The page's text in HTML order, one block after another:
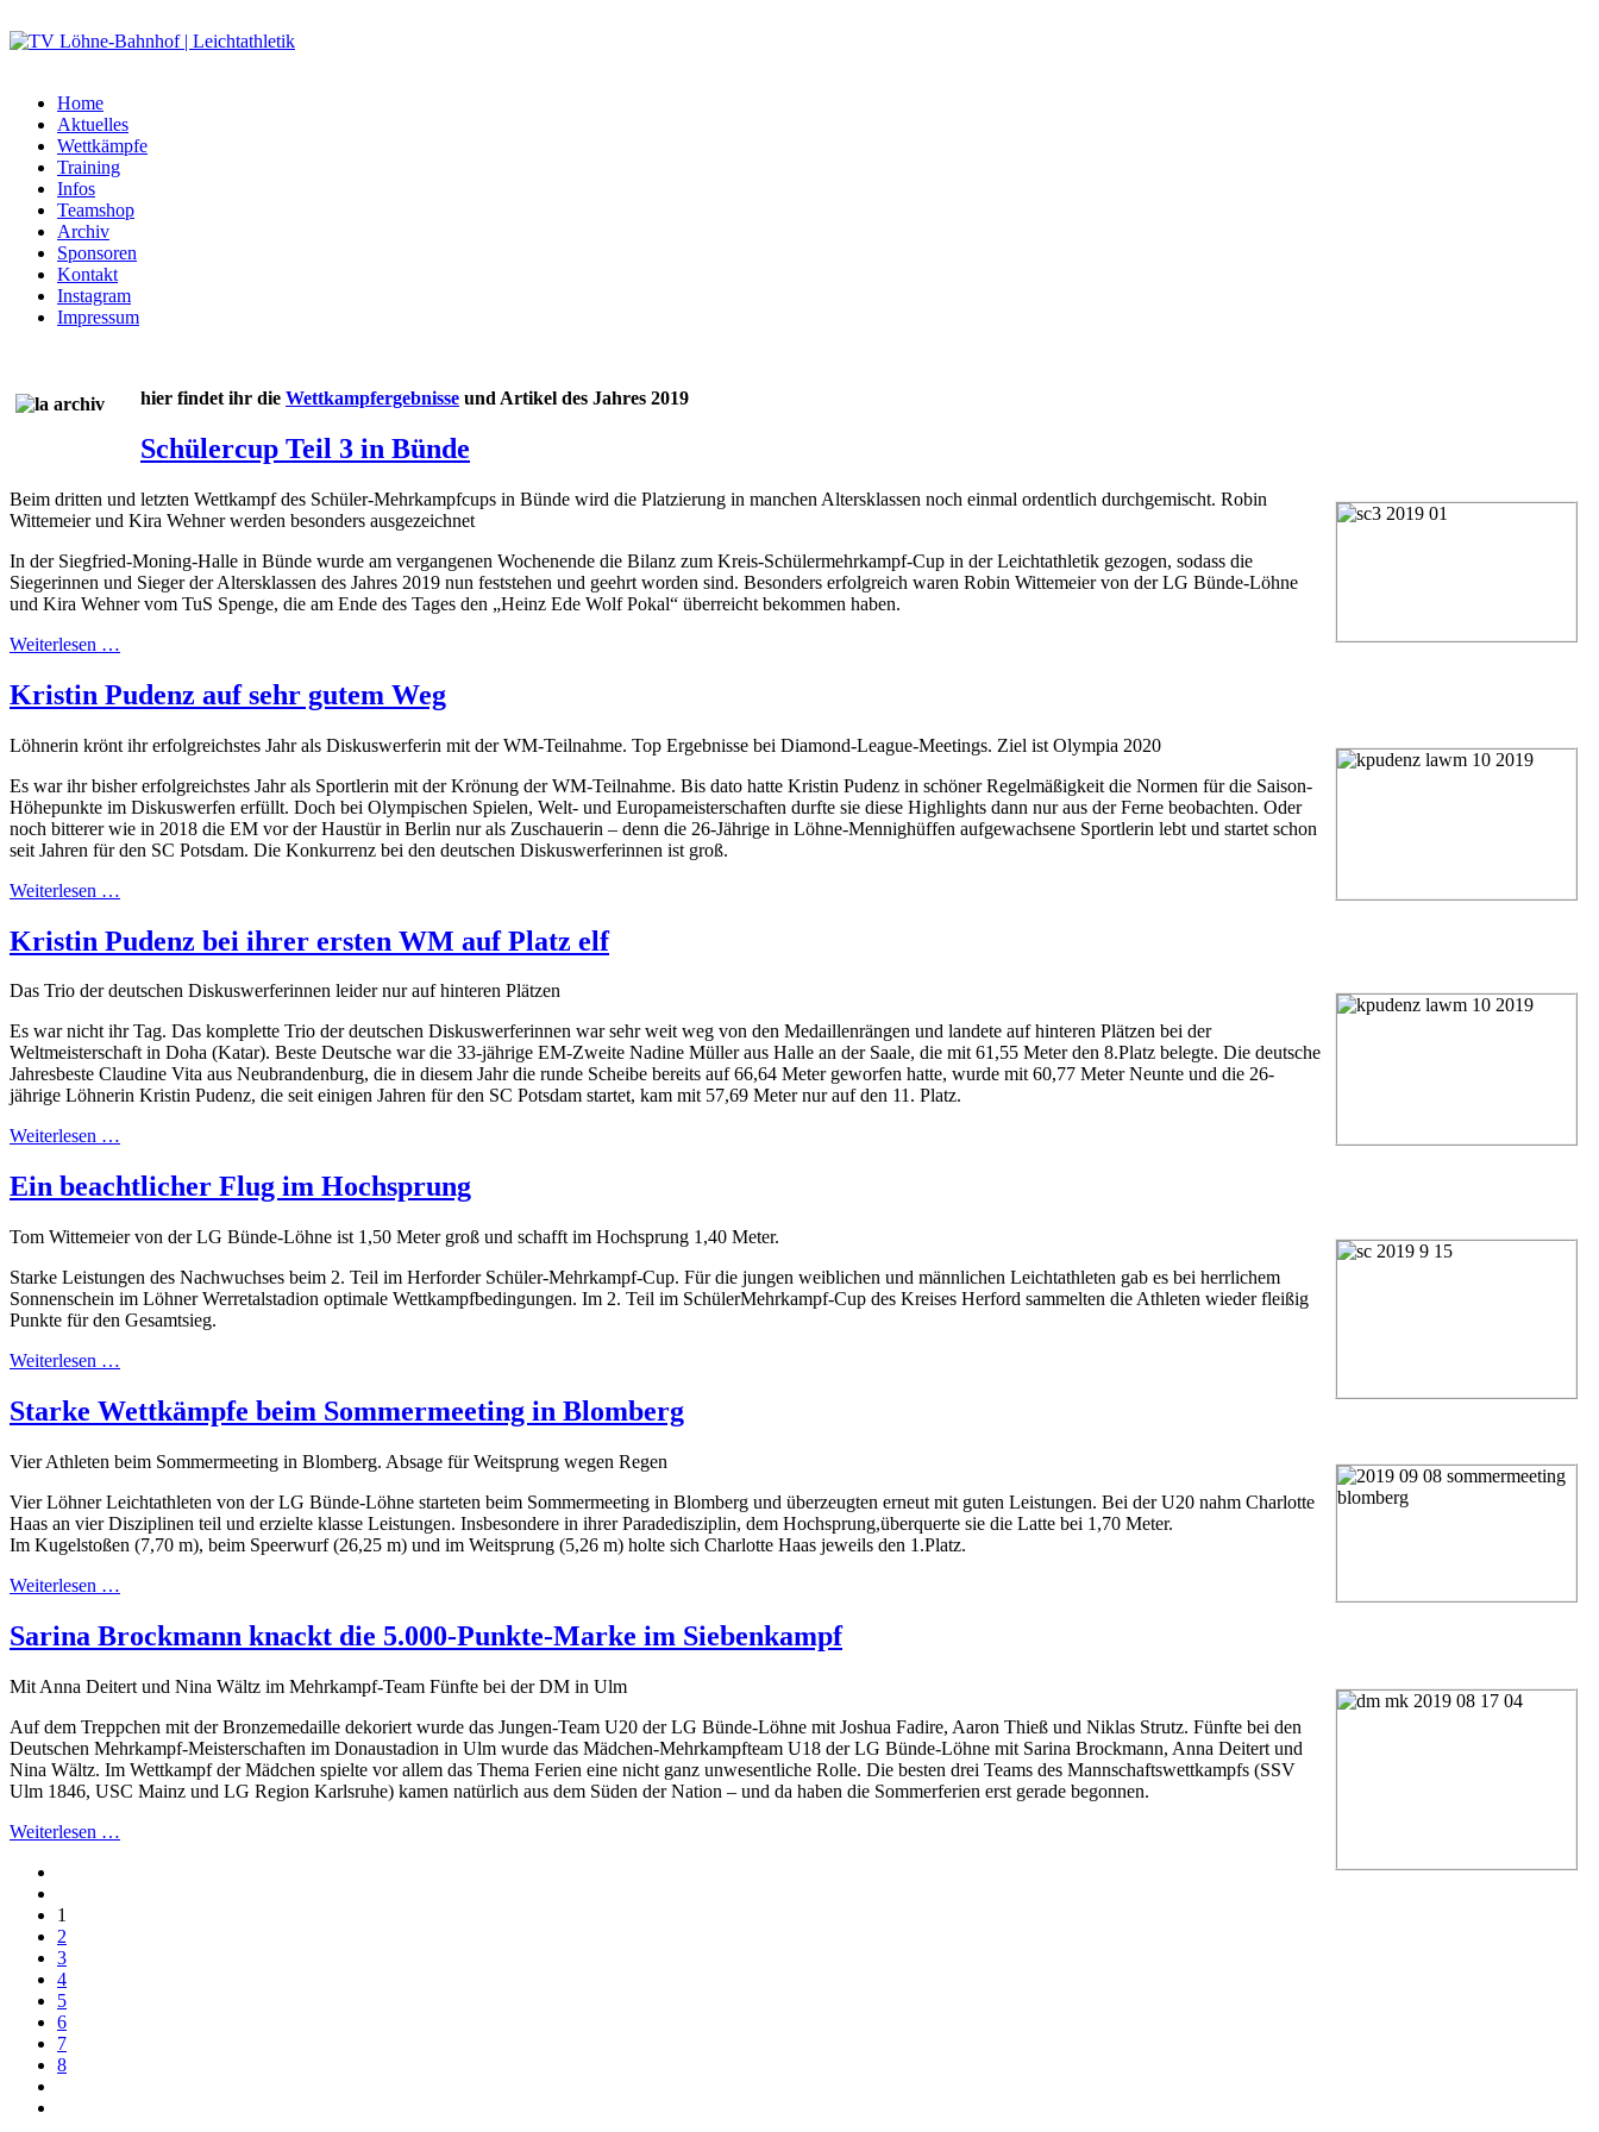
Home
Aktuelles
Wettkämpfe
Training
Infos
Teamshop
Archiv
Sponsoren
Kontakt
Instagram
Impressum
hier findet ihr die Wettkampfergebnisse und Artikel des Jahres 2019
Schülercup Teil 3 in Bünde
Beim dritten und letzten Wettkampf des Schüler-Mehrkampfcups in Bünde wird die Platzierung in manchen Altersklassen noch einmal ordentlich durchgemischt. Robin
Wittemeier und Kira Wehner werden besonders ausgezeichnet
In der Siegfried-Moning-Halle in Bünde wurde am vergangenen Wochenende die Bilanz zum Kreis-Schülermehrkampf-Cup in der Leichtathletik gezogen, sodass die
Siegerinnen und Sieger der Altersklassen des Jahres 2019 nun feststehen und geehrt worden sind. Besonders erfolgreich waren Robin Wittemeier von der LG Bünde-Löhne
und Kira Wehner vom TuS Spenge, die am Ende des Tages den „Heinz Ede Wolf Pokal“ überreicht bekommen haben.
Weiterlesen …
Kristin Pudenz auf sehr gutem Weg
Löhnerin krönt ihr erfolgreichstes Jahr als Diskuswerferin mit der WM-Teilnahme. Top Ergebnisse bei Diamond-League-Meetings. Ziel ist Olympia 2020
Es war ihr bisher erfolgreichstes Jahr als Sportlerin mit der Krönung der WM-Teilnahme. Bis dato hatte Kristin Pudenz in schöner Regelmäßigkeit die Normen für die Saison-
Höhepunkte im Diskuswerfen erfüllt. Doch bei Olympischen Spielen, Welt- und Europameisterschaften durfte sie diese Highlights dann nur aus der Ferne beobachten. Oder
noch bitterer wie in 2018 die EM vor der Haustür in Berlin nur als Zuschauerin – denn die 26-Jährige in Löhne-Mennighüffen aufgewachsene Sportlerin lebt und startet schon
seit Jahren für den SC Potsdam. Die Konkurrenz bei den deutschen Diskuswerferinnen ist groß.
Weiterlesen …
Kristin Pudenz bei ihrer ersten WM auf Platz elf
Das Trio der deutschen Diskuswerferinnen leider nur auf hinteren Plätzen
Es war nicht ihr Tag. Das komplette Trio der deutschen Diskuswerferinnen war sehr weit weg von den Medaillenrängen und landete auf hinteren Plätzen bei der
Weltmeisterschaft in Doha (Katar). Beste Deutsche war die 33-jährige EM-Zweite Nadine Müller aus Halle an der Saale, die mit 61,55 Meter den 8.Platz belegte. Die deutsche
Jahresbeste Claudine Vita aus Neubrandenburg, die in diesem Jahr die runde Scheibe bereits auf 66,64 Meter geworfen hatte, wurde mit 60,77 Meter Neunte und die 26-
jährige Löhnerin Kristin Pudenz, die seit einigen Jahren für den SC Potsdam startet, kam mit 57,69 Meter nur auf den 11. Platz.
Weiterlesen …
Ein beachtlicher Flug im Hochsprung
Tom Wittemeier von der LG Bünde-Löhne ist 1,50 Meter groß und schafft im Hochsprung 1,40 Meter.
Starke Leistungen des Nachwuchses beim 2. Teil im Herforder Schüler-Mehrkampf-Cup. Für die jungen weiblichen und männlichen Leichtathleten gab es bei herrlichem
Sonnenschein im Löhner Werretalstadion optimale Wettkampfbedingungen. Im 2. Teil im SchülerMehrkampf-Cup des Kreises Herford sammelten die Athleten wieder fleißig
Punkte für den Gesamtsieg.
Weiterlesen …
Starke Wettkämpfe beim Sommermeeting in Blomberg
Vier Athleten beim Sommermeeting in Blomberg. Absage für Weitsprung wegen Regen
Vier Löhner Leichtathleten von der LG Bünde-Löhne starteten beim Sommermeeting in Blomberg und überzeugten erneut mit guten Leistungen. Bei der U20 nahm Charlotte
Haas an vier Disziplinen teil und erzielte klasse Leistungen. Insbesondere in ihrer Paradedisziplin, dem Hochsprung,überquerte sie die Latte bei 1,70 Meter.
Im Kugelstoßen (7,70 m), beim Speerwurf (26,25 m) und im Weitsprung (5,26 m) holte sich Charlotte Haas jeweils den 1.Platz.
Weiterlesen …
Sarina Brockmann knackt die 5.000-Punkte-Marke im Siebenkampf
Mit Anna Deitert und Nina Wältz im Mehrkampf-Team Fünfte bei der DM in Ulm
Auf dem Treppchen mit der Bronzemedaille dekoriert wurde das Jungen-Team U20 der LG Bünde-Löhne mit Joshua Fadire, Aaron Thieß und Niklas Strutz. Fünfte bei den
Deutschen Mehrkampf-Meisterschaften im Donaustadion in Ulm wurde das Mädchen-Mehrkampfteam U18 der LG Bünde-Löhne mit Sarina Brockmann, Anna Deitert und
Nina Wältz. Im Wettkampf der Mädchen spielte vor allem das Thema Ferien eine nicht ganz unwesentliche Rolle. Die besten drei Teams des Mannschaftswettkampfs (SSV
Ulm 1846, USC Mainz und LG Region Karlsruhe) kamen natürlich aus dem Süden der Nation – und da haben die Sommerferien erst gerade begonnen.
Weiterlesen …
1
2
3
4
5
6
7
8